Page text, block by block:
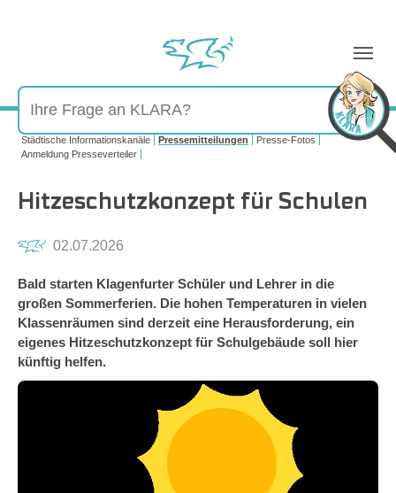
Sie sind hier:
Städtische Informationskanäle Pressemitteilungen
Presse-Fotos
Anmeldung Presseverteiler
Hitzeschutzkonzept für Schulen
02.07.2026
Bald starten Klagenfurter Schüler und Lehrer in die
großen Sommerferien. Die hohen Temperaturen in vielen
Klassenräumen sind derzeit eine Herausforderung, ein
eigenes Hitzeschutzkonzept für Schulgebäude soll hier
künftig helfen.